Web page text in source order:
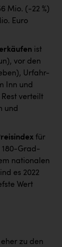
Mio. (-22 %)
Euro
ist
vor den
Urfahr-
Inn und
verteilt
und
für
180-Grad-
nationalen
es 2022
Wert
zu den